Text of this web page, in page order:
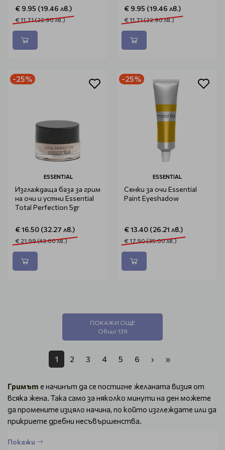
€ 9.95 (19.46 лв.)
€ 11.71 (22.90 лв.)
€ 9.95 (19.46 лв.)
€ 11.71 (22.90 лв.)
-25%
ESSENTIAL
Изглаждаща база за грим
на очи и устни Essential
Total Perfection 5gr
€ 16.50 (32.27 лв.)
€ 21.99 (43.00 лв.)
-25%
ESSENTIAL
Сенки за очи Essential
Paint Eyeshadow
€ 13.40 (26.21 лв.)
€ 17.90 (35.00 лв.)
ПОКАЖИ ОЩЕ
Общо 139
1 2 3 4 5 6 › »
Гримът е начинът да се постигне желаната визия от
всяка жена. Така само за няколко минути на ден можете
да промените изцяло начина, по който изглеждате или да
прикриете дребни несъвършенства.
В тази категория в нашия онлайн магазин може да
Покажи